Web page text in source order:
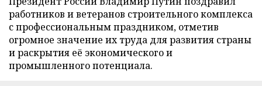
работников и ветеранов строительного комплекса
с профессиональным праздником, отметив
огромное значение их труда для развития страны
и раскрытия её экономического и
промышленного потенциала.